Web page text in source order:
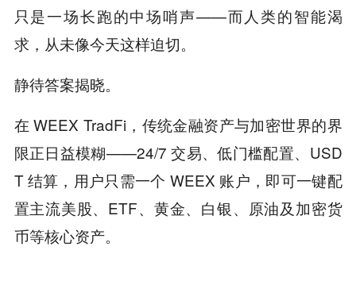
只是一场长跑的中场哨声——而人类的智能渴
求，从未像今天这样迫切。
静待答案揭晓。
在 WEEX TradFi，传统金融资产与加密世界的界
限正日益模糊——24/7 交易、低门槛配置、USD
T 结算，用户只需一个 WEEX 账户，即可一键配
置主流美股、ETF、黄金、白银、原油及加密货
币等核心资产。